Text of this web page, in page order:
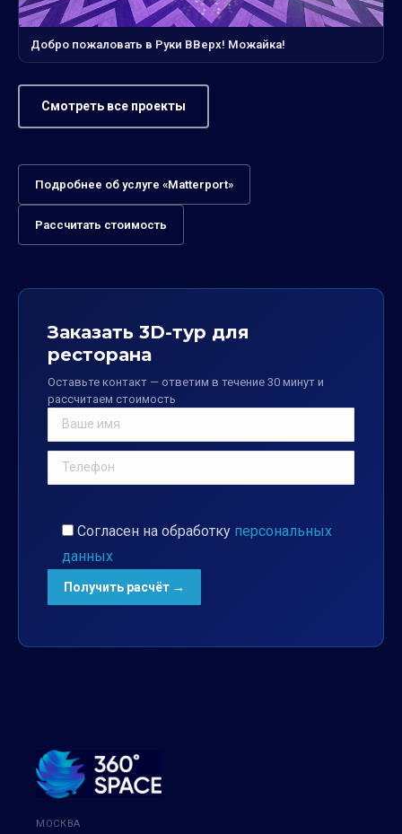
Добро пожаловать в Руки ВВерх! Можайка!
Смотреть все проекты
Подробнее об услуге «Matterport»
Рассчитать стоимость
Заказать 3D-тур для
ресторана
Оставьте контакт — ответим в течение 30 минут и
рассчитаем стоимость
Согласен на обработку персональных
данных
МОСКВА